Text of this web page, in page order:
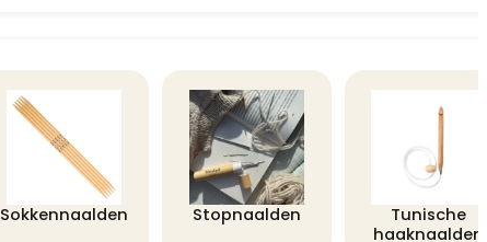
Sokkennaalden Stopnaalden
Tunische
haaknaalden